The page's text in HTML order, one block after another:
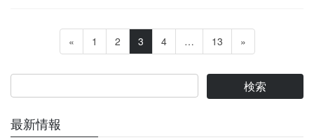
の
ペ
ー
«
固
定
ペ
1
固
定
ペ
2
固
定
ペ
3
固
定
ペ
4 …
固
定
ペ
13 »
最新情報